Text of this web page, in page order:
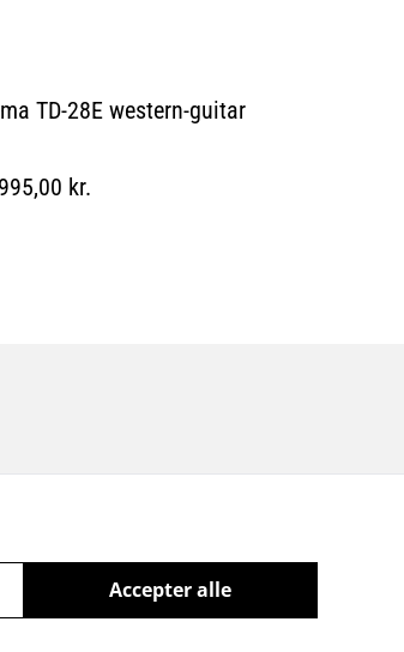
TD-28E western-guitar
kr.
Accepter alle